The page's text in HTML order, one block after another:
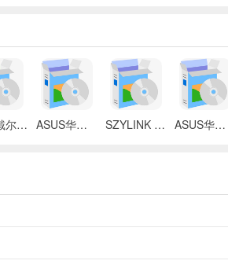
DELL戴尔 Inspiron 11z笔记本触摸板驱动 ASUS华硕 X87Q笔记本 无线网络控制器应用程序 SZYLINK CDMA_CARD 1501A无线上网卡 ASUS华硕 G50V笔记本电脑无线网卡驱动